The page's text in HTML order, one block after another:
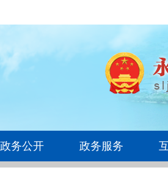
政务公开 政务服务